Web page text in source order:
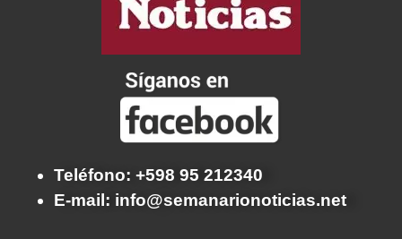
Teléfono: +598 95 212340
E-mail: info@semanarionoticias.net